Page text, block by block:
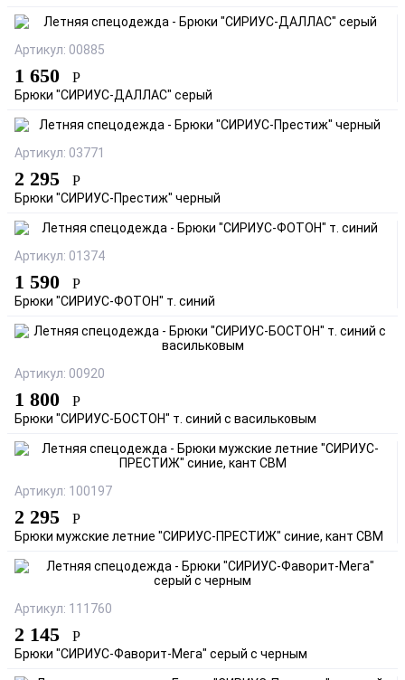
Артикул: 00885
1 650 Р
Брюки "СИРИУС-ДАЛЛАС" серый
Артикул: 03771
2 295 Р
Брюки "СИРИУС-Престиж" черный
Артикул: 01374
1 590 Р
Брюки "СИРИУС-ФОТОН" т. синий
Артикул: 00920
1 800 Р
Брюки "СИРИУС-БОСТОН" т. синий с васильковым
Артикул: 100197
2 295 Р
Брюки мужские летние "СИРИУС-ПРЕСТИЖ" синие, кант СВМ
Артикул: 111760
2 145 Р
Брюки "СИРИУС-Фаворит-Мега" серый с черным